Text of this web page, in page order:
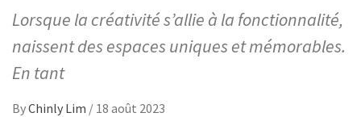
Lorsque la créativité s’allie à la fonctionnalité,
naissent des espaces uniques et mémorables.
En tant
ByChinly Lim / 18 août 2023